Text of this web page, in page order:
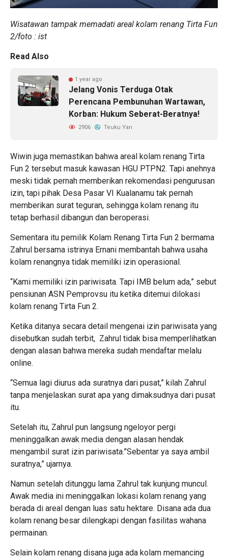
Wisatawan tampak memadati areal kolam renang Tirta Fun
2/foto : ist
Read Also
1 year ago
Jelang Vonis Terduga Otak
Perencana Pembunuhan Wartawan,
Korban: Hukum Seberat-Beratnya!
2906 Teuku Yan
Wiwin juga memastikan bahwa areal kolam renang Tirta
Fun 2 tersebut masuk kawasan HGU PTPN2. Tapi anehnya
meski tidak pernah memberikan rekomendasi pengurusan
izin, tapi pihak Desa Pasar VI Kualanamu tak pernah
memberikan surat teguran, sehingga kolam renang itu
tetap berhasil dibangun dan beroperasi.
Sementara itu pemilik Kolam Renang Tirta Fun 2 bermama
Zahrul bersama istrinya Ernani membantah bahwa usaha
kolam renangnya tidak memiliki izin operasional.
“Kami memiliki izin pariwisata. Tapi IMB belum ada,” sebut
pensiunan ASN Pemprovsu itu ketika ditemui dilokasi
kolam renang Tirta Fun 2.
Ketika ditanya secara detail mengenai izin pariwisata yang
disebutkan sudah terbit, Zahrul tidak bisa memperlihatkan
dengan alasan bahwa mereka sudah mendaftar melalu
online.
“Semua lagi diurus ada suratnya dari pusat,” kilah Zahrul
tanpa menjelaskan surat apa yang dimaksudnya dari pusat
itu.
Setelah itu, Zahrul pun langsung ngeloyor pergi
meninggalkan awak media dengan alasan hendak
mengambil surat izin pariwisata.”Sebentar ya saya ambil
suratnya,” ujarnya.
Namun setelah ditunggu lama Zahrul tak kunjung muncul.
Awak media ini meninggalkan lokasi kolam renang yang
berada di areal dengan luas satu hektare. Disana ada dua
kolam renang besar dilengkapi dengan fasilitas wahana
permainan.
Selain kolam renang disana juga ada kolam memancing